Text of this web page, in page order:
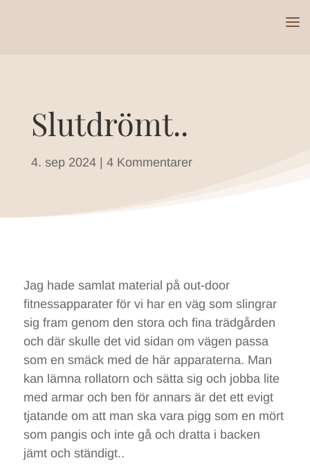
Slutdrömt..
4. sep 2024| 4 Kommentarer
Jag hade samlat material på out-door
fitnessapparater för vi har en väg som slingrar
sig fram genom den stora och fina trädgården
och där skulle det vid sidan om vägen passa
som en smäck med de här apparaterna. Man
kan lämna rollatorn och sätta sig och jobba lite
med armar och ben för annars är det ett evigt
tjatande om att man ska vara pigg som en mört
som pangis och inte gå och dratta i backen
jämt och ständigt..